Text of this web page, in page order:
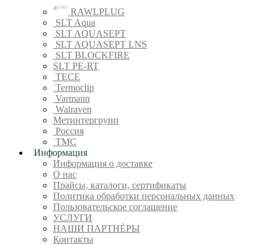
RAWLPLUG
SLT Aqua
SLT AQUASEPT
SLT AQUASEPT LNS
SLT BLOCKFIRE
SLT PE-RT
TECE
Termoclip
Varmann
Walraven
Метинтергрупп
Россия
ТМС
Информация
Информация о доставке
О нас
Прайсы, каталоги, сертификаты
Политика обработки персональных данных
Пользовательское соглашение
УСЛУГИ
НАШИ ПАРТНЁРЫ
Контакты